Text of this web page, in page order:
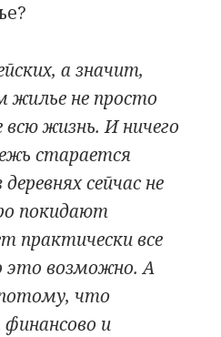
а значит,
жилье не просто
всю жизнь. И ничего
старается
сейчас не
покидают
практически все
это возможно. А
что
и